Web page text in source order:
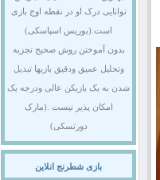
توانایی درک او در نقطه اوج بازی
است.(بوریس اسپاسکی)
بدون آموختن روش صحیح تجزیه
وتحلیل عمیق ودقیق بازیها تبدیل
شدن به یک بازیکن عالی ودرجه یک
امکان پذیر نیست .(مارک
دورتسکی)
بازی شطرنج انلاین